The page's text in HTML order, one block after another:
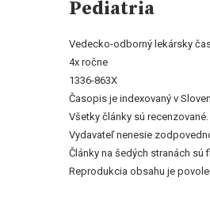
Pediatria
Vedecko-odborný lekársky
4x ročne
1336-863X
Časopis je indexovaný v
Všetky články sú recenzované.
Vydavateľ nenesie
Články na šedých stranách
Reprodukcia obsahu je